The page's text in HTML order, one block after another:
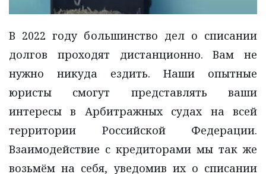
В 2022 году большинство дел о списании
долгов проходят дистанционно. Вам не
нужно никуда ездить. Наши опытные
юристы смогут представлять ваши
интересы в Арбитражных судах на всей
территории Российской Федерации.
Взаимодействие с кредиторами мы так же
возьмём на себя, уведомив их о списании